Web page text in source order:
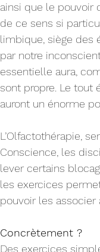
ainsi que le pouvoir
de ce sens si
limbique, siège des
par notre
essentielle aura,
sont propre. Le tout
auront un énorme
L’Olfactothérapie,
Conscience, les
lever certains
les exercices
pouvoir les associer
Concrètement ?
Des exercices